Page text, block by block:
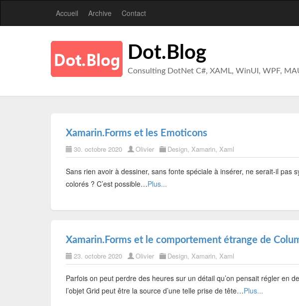
Accueil Archive Contact
Dot.Blog
Consulting DotNet C#, XAML, WinUI, WPF,
Xamarin.Forms et les Emoticons
30. octobre 2020 Olivier Design, Xamarin, Xaml
Sans rien avoir à dessiner, sans fonte spéciale à insérer, ne serait-il pas
colorés ? C’est possible…Plus...
Xamarin.Forms et le comportement étrange de
23. octobre 2020 Olivier Design, Xamarin, Xaml
Parfois on peut perdre des heures sur un détail qu’on pensait régler en
l’objet Grid peut être la source d’une telle prise de tête…Plus...